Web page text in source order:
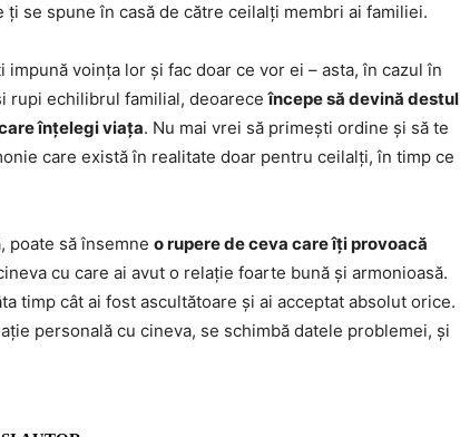
se spune în casă de către ceilalți membri ai familiei.
voința lor și fac doar ce vor ei – asta, în cazul în
rupi echilibrul familial, deoareceîncepe să devină destul
înțelegi viața. Nu mai vrei să primești ordine și să te
care există în realitate doar pentru ceilalți, în timp ce
poate să însemne o rupere de ceva care îți provoacă
cu care ai avut o relație foarte bună și armonioasă.
timp cât ai fost ascultătoare și ai acceptat absolut orice.
personală cu cineva, se schimbă datele problemei, și